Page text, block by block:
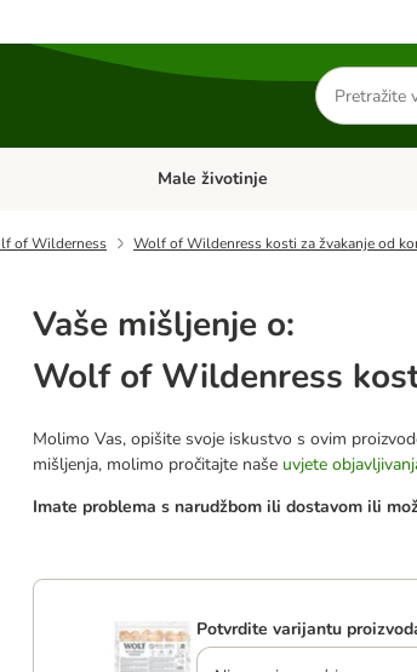
Traži
proizvode
Psi Pregled kategorija: Mačke
Male životinje
of Wilderness Wolf of Wildenress kosti za žvakanje od
Vaše mišljenje o:
Wolf of Wildenress
Molimo Vas, opišite svoje iskustvo s ovim
mišljenja, molimo pročitajte naše uvjete
Imate problema s narudžbom ili dostavom ili
Potvrdite varijantu